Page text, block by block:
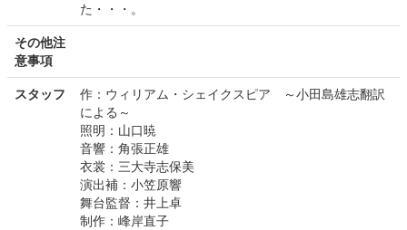
た・・・。
その他注
意事項
スタッフ
作：ウィリアム・シェイクスピア ～小田島雄志翻訳
による～
照明：山口暁
音響：角張正雄
衣裳：三大寺志保美
演出補：小笠原響
舞台監督：井上卓
制作：峰岸直子